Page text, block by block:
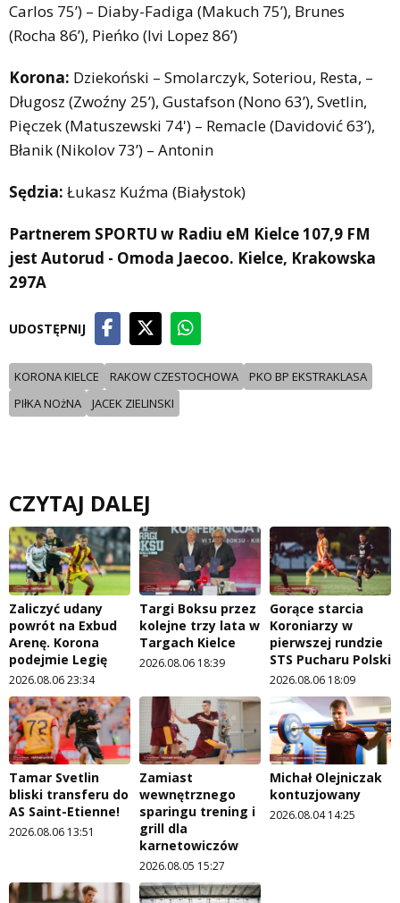
Carlos 75’) – Diaby-Fadiga (Makuch 75’), Brunes
(Rocha 86’), Pieńko (Ivi Lopez 86’)
Korona: Dziekoński – Smolarczyk, Soteriou, Resta, –
Długosz (Zwoźny 25’), Gustafson (Nono 63’), Svetlin,
Pięczek (Matuszewski 74') – Remacle (Davidović 63’),
Błanik (Nikolov 73’) – Antonin
Sędzia: Łukasz Kuźma (Białystok)
Partnerem SPORTU w Radiu eM Kielce 107,9 FM
jest Autorud - Omoda Jaecoo. Kielce, Krakowska
297A
UDOSTĘPNIJ
KORONA KIELCE RAKOW CZESTOCHOWA
PKO BP EKSTRAKLASA
PIłKA NOżNA
JACEK ZIELINSKI
CZYTAJ DALEJ
Zaliczyć udany
powrót na Exbud
Arenę. Korona
podejmie Legię
2026.08.06 23:34
Targi Boksu przez
kolejne trzy lata w
Targach Kielce
2026.08.06 18:39
Gorące starcia
Koroniarzy w
pierwszej rundzie
STS Pucharu Polski
2026.08.06 18:09
Tamar Svetlin
bliski transferu do
AS Saint-Etienne!
2026.08.06 13:51
Zamiast
wewnętrznego
sparingu trening i
grill dla
karnetowiczów
2026.08.05 15:27
Michał Olejniczak
kontuzjowany
2026.08.04 14:25